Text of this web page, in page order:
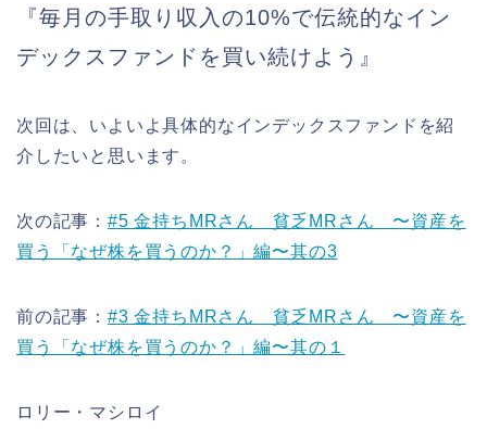
『毎月の手取り収入の10%で伝統的なイン
デックスファンドを買い続けよう』
次回は、いよいよ具体的なインデックスファンドを紹
介したいと思います。
次の記事： #5 金持ちMRさん 貧乏MRさん 〜資産を
買う「なぜ株を買うのか？」編〜其の3
前の記事： #3 金持ちMRさん 貧乏MRさん 〜資産を
買う「なぜ株を買うのか？」編〜其の１
ロリー・マシロイ